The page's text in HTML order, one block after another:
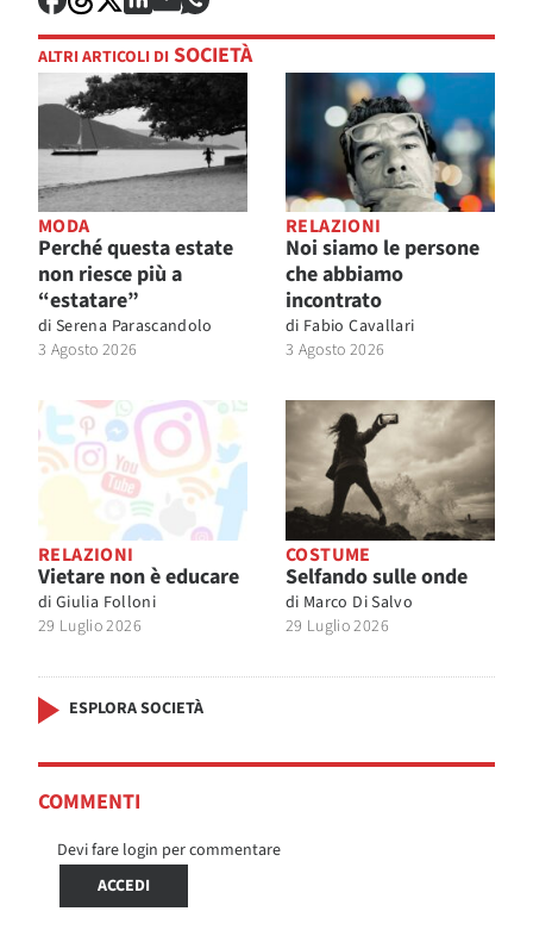
ALTRI ARTICOLI DI SOCIETÀ
MODA
Perché questa estate
non riesce più a
“estatare”
di Serena Parascandolo
3 Agosto 2026
RELAZIONI
Noi siamo le persone
che abbiamo
incontrato
di Fabio Cavallari
3 Agosto 2026
RELAZIONI
Vietare non è educare
di Giulia Folloni
29 Luglio 2026
COSTUME
Selfando sulle onde
di Marco Di Salvo
29 Luglio 2026
ESPLORA SOCIETÀ
COMMENTI
Devi fare login per commentare
ACCEDI